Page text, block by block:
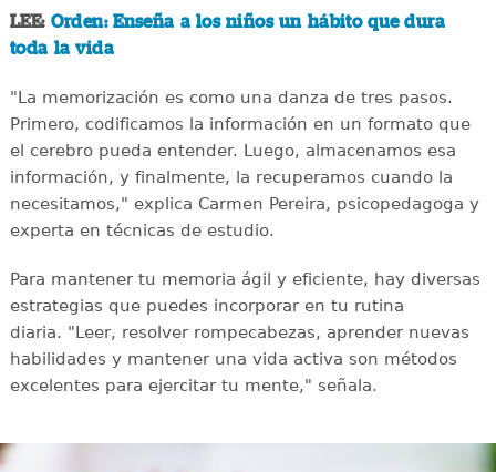
LEE: Orden: Enseña a los niños un hábito que dura
toda la vida
"La memorización es como una danza de tres pasos.
Primero, codificamos la información en un formato que
el cerebro pueda entender. Luego, almacenamos esa
información, y finalmente, la recuperamos cuando la
necesitamos," explica Carmen Pereira, psicopedagoga y
experta en técnicas de estudio.
Para mantener tu memoria ágil y eficiente, hay diversas
estrategias que puedes incorporar en tu rutina
diaria. "Leer, resolver rompecabezas, aprender nuevas
habilidades y mantener una vida activa son métodos
excelentes para ejercitar tu mente," señala.